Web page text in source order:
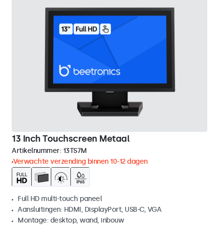
13 Inch Touchscreen Metaal
Artikelnummer: 13TS7M
Verwachte verzending binnen 10-12 dagen
Full HD multi-touch paneel
Aansluitingen: HDMI, DisplayPort, USB-C, VGA
Montage: desktop, wand, inbouw